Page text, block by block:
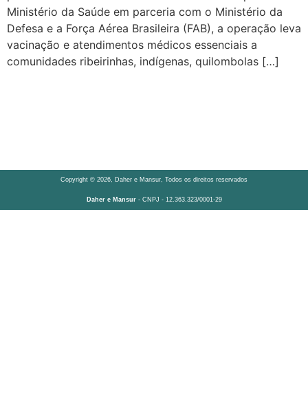
Ministério da Saúde em parceria com o Ministério da
Defesa e a Força Aérea Brasileira (FAB), a operação leva
vacinação e atendimentos médicos essenciais a
comunidades ribeirinhas, indígenas, quilombolas […]
Copyright © 2026, Daher e Mansur, Todos os direitos reservados
Daher e Mansur- CNPJ - 12.363.323/0001-29